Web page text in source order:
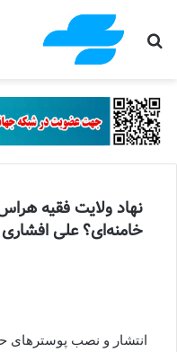
جستجو برای
نهاد ولایت فقیه
خامنه‌ای؟ علی افشاری
انتشار و نصب پوسترهای